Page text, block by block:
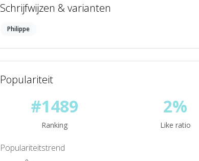
Schrijfwijzen & varianten
Philippe
Populariteit
#1489
Ranking
2%
Like ratio
Populariteitstrend